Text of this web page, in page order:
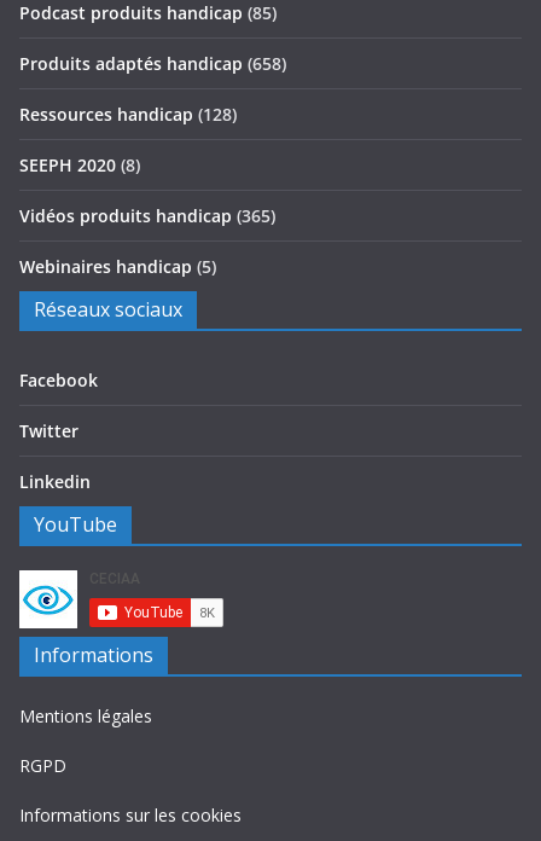
Podcast produits handicap (85)
Produits adaptés handicap (658)
Ressources handicap (128)
SEEPH 2020 (8)
Vidéos produits handicap (365)
Webinaires handicap (5)
Réseaux sociaux
Facebook
Twitter
Linkedin
YouTube
Informations
Mentions légales
RGPD
Informations sur les cookies